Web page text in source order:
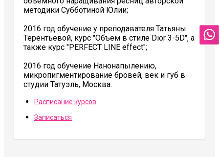
методики Субботиной Юлии;
2016 год обучение у преподавателя Татьяны
Терентьевой, курс "Объем в стиле Dior 3-5D", а
также курс "PERFECT LINE effect";
2016 год обучение Нанонапылению,
микропигментирование бровей, век и губ в
студии Татуэль, Москва.
Расписание курсов
Записаться